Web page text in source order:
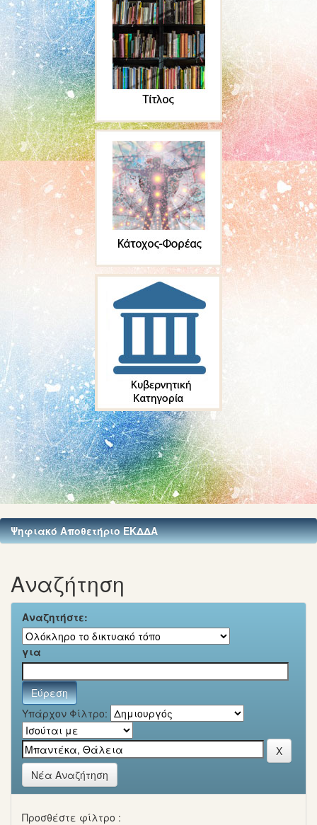
Ψηφιακό Αποθετήριο ΕΚΔΔΑ
Αναζήτηση
Αναζητήστε:
για
Υπάρχον Φίλτρο:
Νέα Αναζήτηση
Προσθέστε φίλτρο :